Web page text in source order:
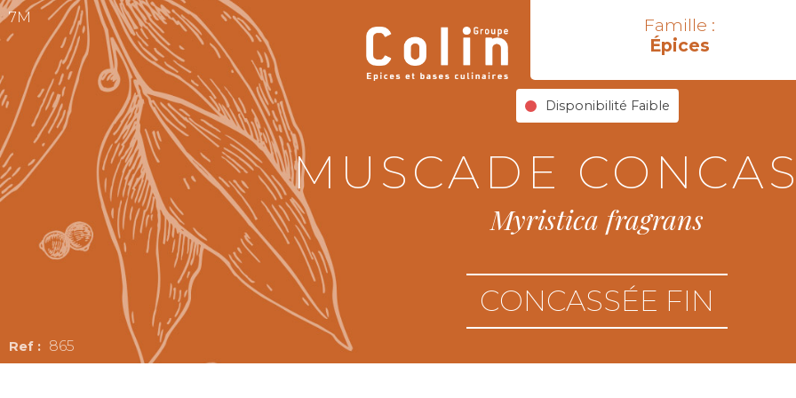
Famille :
Épices
Disponibilité Faible
7M
865
MUSCADE
Myristica fragrans
CONCASSÉE FIN